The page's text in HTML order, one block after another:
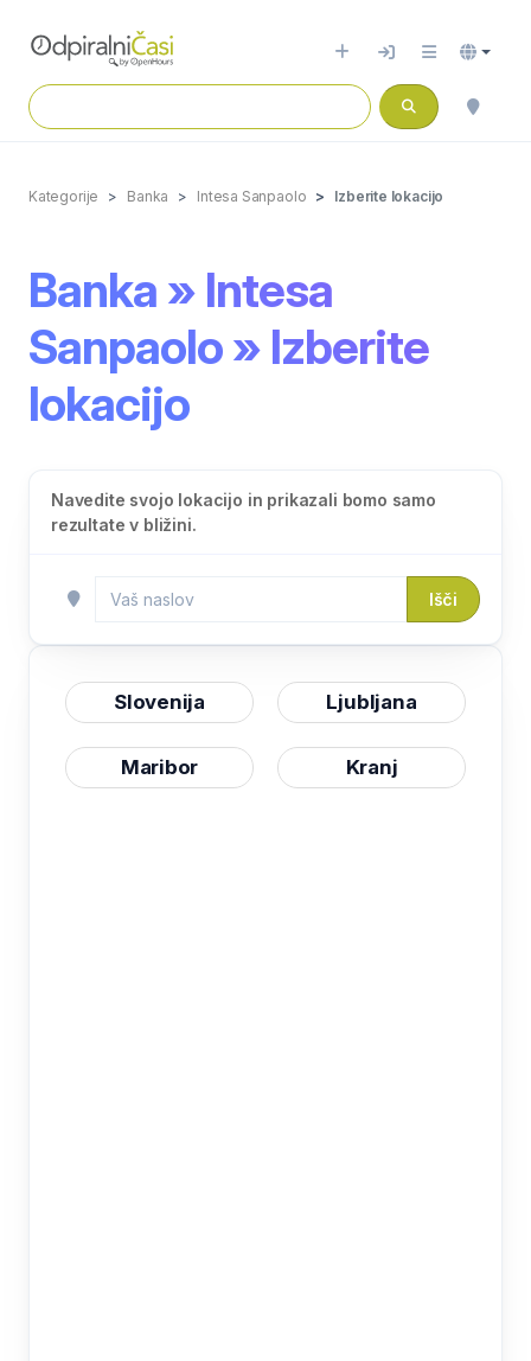
Kategorije Banka Intesa Sanpaolo Izberite lokacijo
Banka » Intesa
Sanpaolo » Izberite
lokacijo
Navedite svojo lokacijo in prikazali bomo samo
rezultate v bližini.
Išči
Slovenija Ljubljana
Maribor Kranj